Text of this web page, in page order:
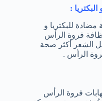
للبكتريا و
فروة الرأس
الشعر أكثر صحة
الرأس .
فروة الرأس